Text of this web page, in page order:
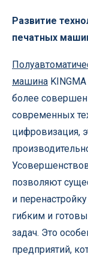
Развитие
печатных
машина
более
современных
позволяют
и
гибким и
задач. Это
предприятий,